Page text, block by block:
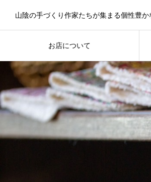
お店について
山陰の手づくり作家たちが集まる個性豊か